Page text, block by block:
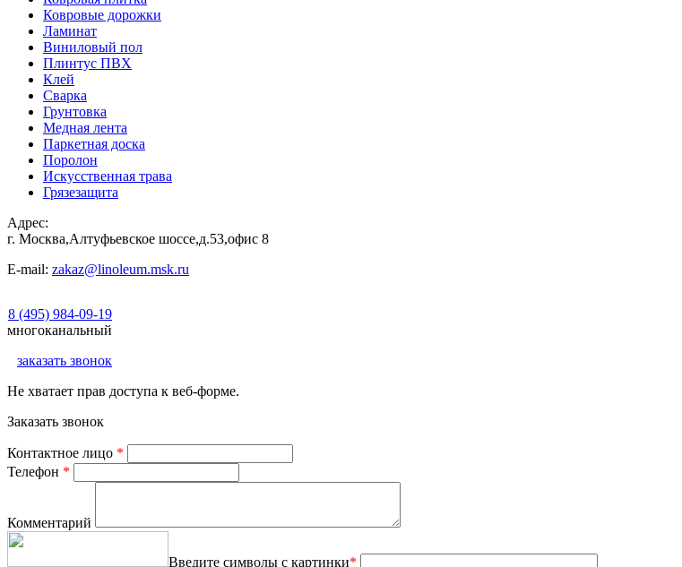
Ковровые дорожки
Ламинат
Виниловый пол
Плинтус ПВХ
Клей
Сварка
Грунтовка
Медная лента
Паркетная доска
Поролон
Искусственная трава
Грязезащита
Адрес:
г. Москва,Алтуфьевское шоссе,д.53,офис 8
E-mail: zakaz@linoleum.msk.ru
8 (495) 984-09-19
многоканальный
заказать звонок
Не хватает прав доступа к веб-форме.
Заказать звонок
Контактное лицо *
Телефон *
Комментарий
Введите символы с картинки*